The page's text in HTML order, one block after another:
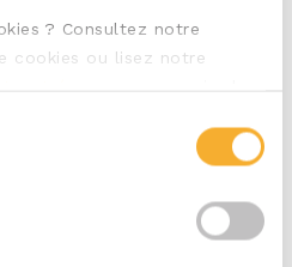
? Consultez notre
cookies ou lisez notre